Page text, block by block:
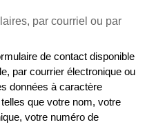
par courriel ou par
de contact disponible
par courrier électronique ou
données à caractère
que votre nom, votre
votre numéro de